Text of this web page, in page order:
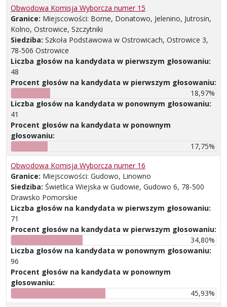
Obwodowa Komisja Wyborcza numer 15
Granice: Miejscowości: Borne, Donatowo, Jelenino, Jutrosin,
Kolno, Ostrowice, Szczytniki
Siedziba: Szkoła Podstawowa w Ostrowicach, Ostrowice 3,
78-506 Ostrowice
Liczba głosów na kandydata w pierwszym głosowaniu:
48
Procent głosów na kandydata w pierwszym głosowaniu:
18,97%
Liczba głosów na kandydata w ponownym głosowaniu:
41
Procent głosów na kandydata w ponownym
głosowaniu:
17,75%
Obwodowa Komisja Wyborcza numer 16
Granice: Miejscowości: Gudowo, Linowno
Siedziba: Świetlica Wiejska w Gudowie, Gudowo 6, 78-500
Drawsko Pomorskie
Liczba głosów na kandydata w pierwszym głosowaniu:
71
Procent głosów na kandydata w pierwszym głosowaniu:
34,80%
Liczba głosów na kandydata w ponownym głosowaniu:
96
Procent głosów na kandydata w ponownym
głosowaniu:
45,93%